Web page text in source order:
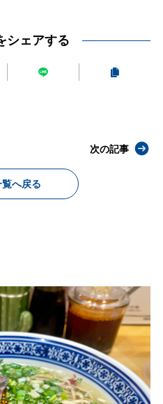
シェアする
へ戻る
次の記事